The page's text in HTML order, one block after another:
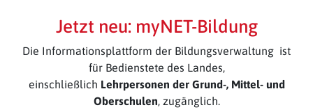
Jetzt neu: myNET-Bildung
Die Informationsplattform der Bildungsverwaltung ist
für Bedienstete des Landes,
einschließlich Lehrpersonen der Grund-, Mittel- und
Oberschulen, zugänglich.